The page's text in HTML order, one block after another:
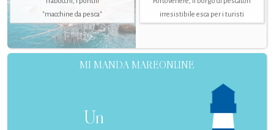
"macchine da pesca"
irresistibile esca per i turisti
MI MANDA MAREONLINE
Un